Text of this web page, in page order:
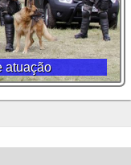
devem